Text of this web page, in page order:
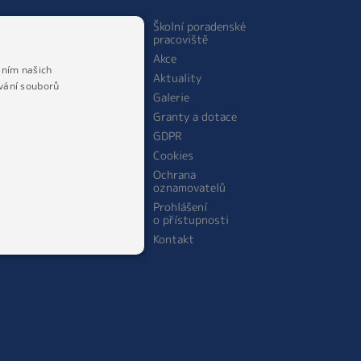
Personální obsazení
školní jídelny
Školní poradenské
pracoviště
Akce
Aktuality
Galerie
Granty a dotace
GDPR
Cookies
Ochrana
oznamovatelů
Prohlášení
o přístupnosti
Kontakt
našich
souborů